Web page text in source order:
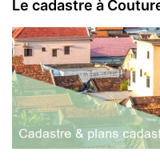
Le cadastre à